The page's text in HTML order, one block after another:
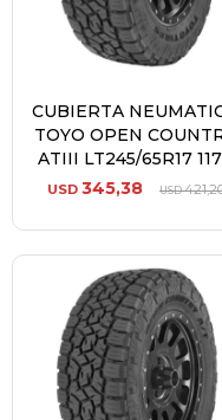
CUBIERTA
TOYO OPEN
ATIII LT245/65R17
USD 345,38 USD